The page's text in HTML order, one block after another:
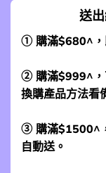
送
① 購滿$680^，
② 購滿$999^，
換購產品方法看
③ 購滿$1500^
自動送。